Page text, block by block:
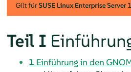
Gilt fürSUSE Linux Enterprise Server
Teil I
1 Einführung in den